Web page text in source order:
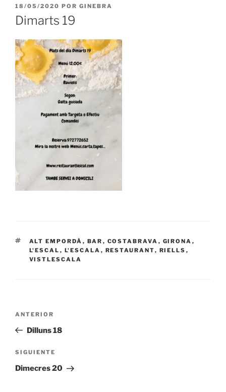
PUBLICADO
EL
18/05/2020 POR GINEBRA
Dimarts 19
ETIQUETAS
ALT EMPORDÀ , BAR , COSTABRAVA , GIRONA ,
L'ESCAL , L'ESCALA , RESTAURANT, RIELLS ,
VISTLESCALA
Navegación
entradas
Entrada
anterior:
ANTERIOR
Dilluns 18
Siguiente
entrada
SIGUIENTE
Dimecres 20